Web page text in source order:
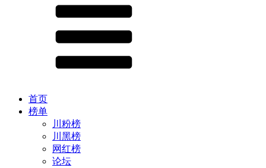
首页
榜单
川粉榜
川黑榜
网红榜
论坛